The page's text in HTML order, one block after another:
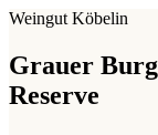
Weingut Köbelin
Grauer
Reserve